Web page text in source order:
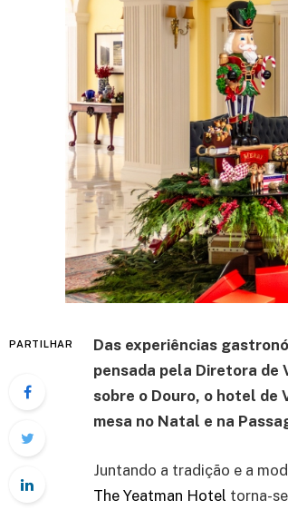
PARTILHAR
Das experiências
pensada pela Diretora de
sobre o Douro, o hotel de
mesa no Natal e na
Juntando a tradição e a
The Yeatman Hotel torna-